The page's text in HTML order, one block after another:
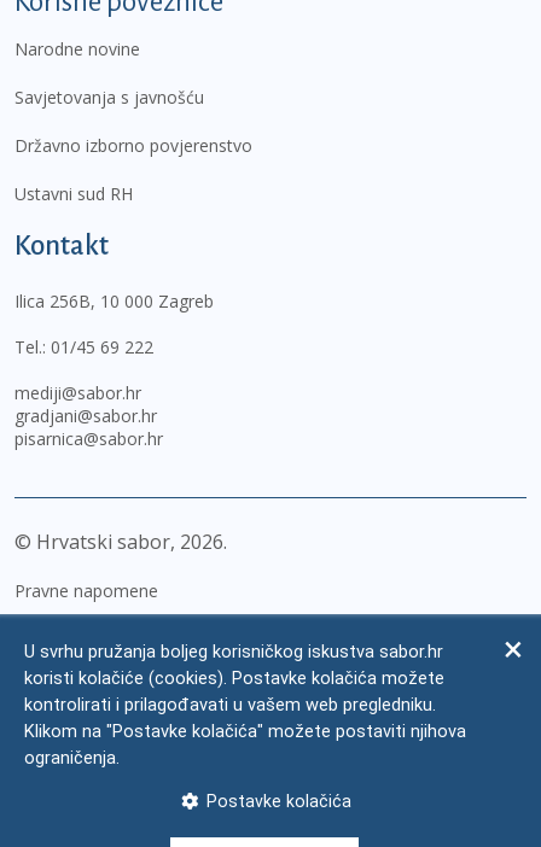
Narodne novine
Savjetovanja s javnošću
Državno izborno povjerenstvo
Ustavni sud RH
Kontakt
Ilica 256B, 10 000 Zagreb
Tel.: 01/45 69 222
mediji@sabor.hr
gradjani@sabor.hr
pisarnica@sabor.hr
© Hrvatski sabor, 2026
Pravne napomene
Zaštita osobnih podataka
Impressum
Česta pitanja
U svrhu pružanja boljeg korisničkog iskustva sabor.hr
koristi kolačiće (cookies). Postavke kolačića možete
kontrolirati i prilagođavati u vašem web pregledniku.
Klikom na "Postavke kolačića" možete postaviti njihova
ograničenja.
Postavke kolačića